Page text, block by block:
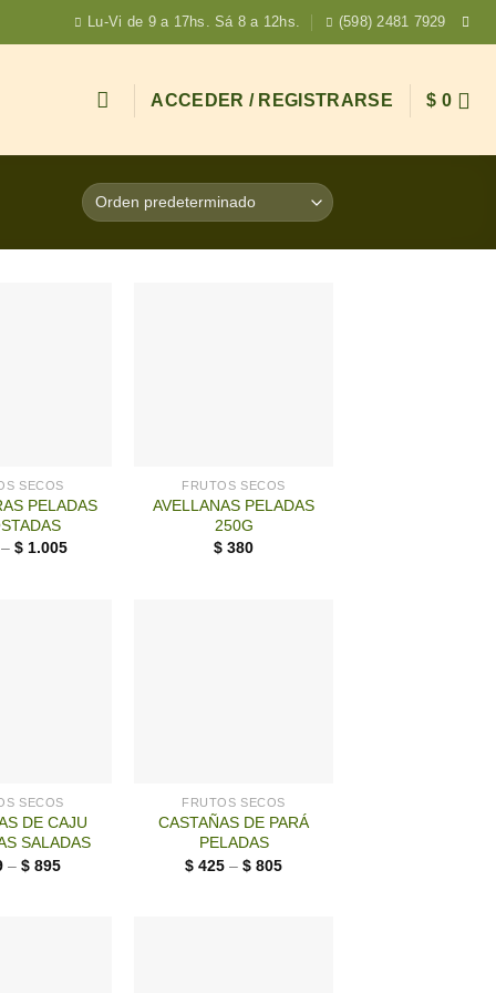
Lu-Vi de 9 a 17hs. Sá 8 a 12hs. (598) 2481 7929
ACCEDER / REGISTRARSE $ 0
SECOS
PELADAS
$ 1.005
FRUTOS SECOS
AVELLANAS PELADAS
250G
$ 380
SECOS
DE CAJU
SALADAS
– $ 895
FRUTOS SECOS
CASTAÑAS DE PARÁ
PELADAS
$ 425 – $ 805